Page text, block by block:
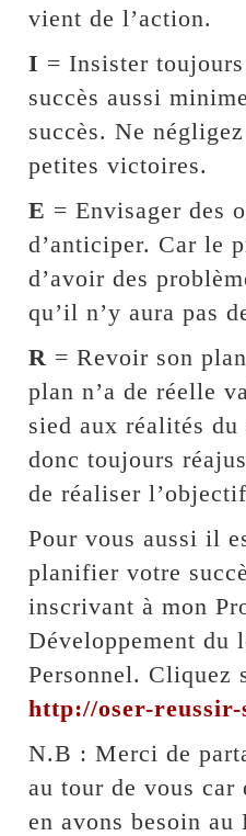
vient de l’action.
I = Insister
succès aussi
succès. Ne
petites victoires.
E = Envisager des
d’anticiper. Car le
d’avoir des
qu’il n’y aura pas
R = Revoir son
plan n’a de réelle
sied aux réalités
donc toujours
de réaliser
Pour vous aussi il
planifier votre
inscrivant à mon
Développement du
Personnel. Cliquez
http://oser-reussir-
N.B : Merci de
au tour de vous car
en avons besoin au